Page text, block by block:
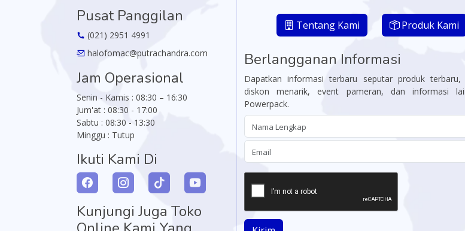
Pusat Panggilan
(021) 2951 4991
halofomac@putrachandra.com
Jam Operasional
Senin - Kamis : 08:30 – 16:30
Jum'at : 08:30 - 17:00
Sabtu : 08:30 - 13:30
Minggu : Tutup
Ikuti Kami Di
Kunjungi Juga Toko
Tentang Kami Produk Kami
Berlangganan Informasi
Dapatkan informasi terbaru seputar produk
diskon menarik, event pameran, dan informasi
Powerpack.